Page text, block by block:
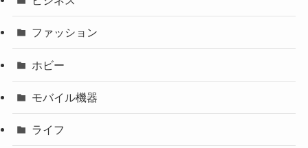
ファッション
ホビー
モバイル機器
ライフ